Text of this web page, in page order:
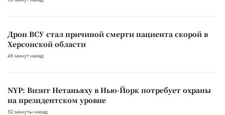
Дрон ВСУ стал причиной смерти пациента скорой в
Херсонской области
46 минут назад
NYP: Визит Нетаньяху в Нью-Йорк потребует охраны
на президентском уровне
52 минуты назад